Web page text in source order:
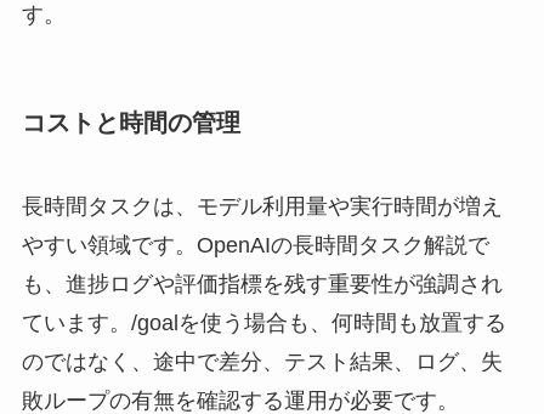
す。
コストと時間の管理
長時間タスクは、モデル利用量や実行時間が増え
やすい領域です。OpenAIの長時間タスク解説で
も、進捗ログや評価指標を残す重要性が強調され
ています。/goalを使う場合も、何時間も放置する
のではなく、途中で差分、テスト結果、ログ、失
敗ループの有無を確認する運用が必要です。